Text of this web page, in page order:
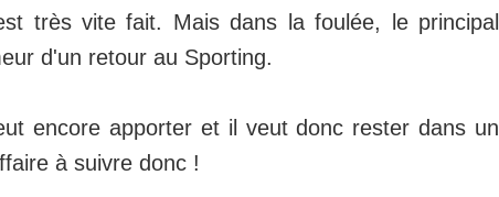
très vite fait. Mais dans la foulée, le principal
d'un retour au Sporting.
encore apporter et il veut donc rester dans un
à suivre donc !